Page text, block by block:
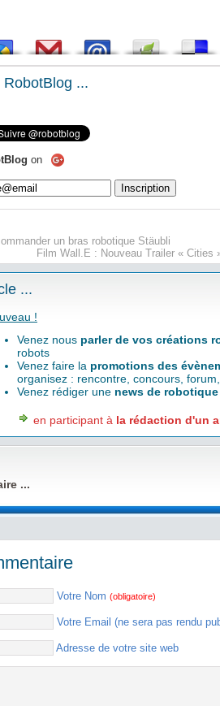
...
on
un bras robotique Stäubli
Film Wall.E : Nouveau Trailer «
...
!
Venez nous parler de vos créations
robots
Venez faire la promotions des
organisez : rencontre, concours,
Venez rédiger une news de robotique
en participant à la rédaction d'un
...
Votre Nom (obligatoire)
Votre Email (ne sera pas rendu
Adresse de votre site web